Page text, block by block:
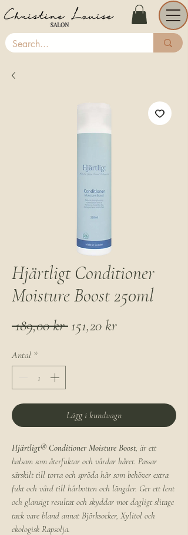
Hjärtligt Conditioner
Moisture Boost 250ml
189,00 kr Ordinarie
151,20 krReapris
Antal *
Lägg i kundvagn
Hjärtligt® Conditioner Moisture Boost, är ett
balsam som återfuktar och vårdar håret. Passar
särskilt till torra och spröda hår som behöver extra
fukt och vård till hårbotten och längder. Ger ett lent
och glansigt resultat och skyddar mot dagligt slitage
tack vare bland annat Björksocker, Xylitol och
ekologisk Rapsolja.